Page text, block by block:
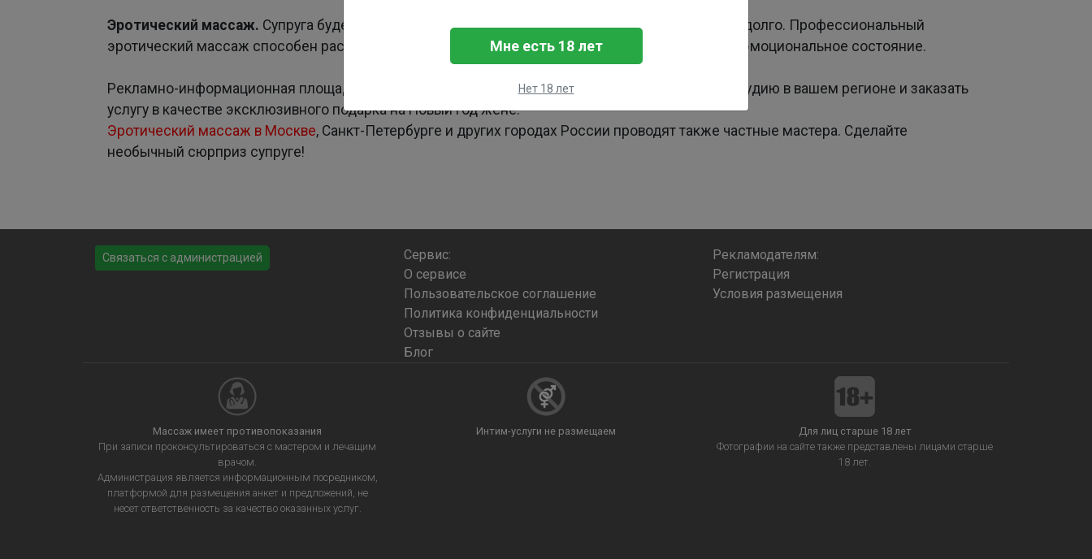
Эротический массаж. Супруга будет приятна удивлена подобным подарком и запомнит его надолго. Профессиональный
эротический массаж способен раскрыть ее чувственность, подарить расслабление, улучшить эмоциональное состояние.
Рекламно-информационная площадка Erobodio.ru предлагает выбрать специализированную студию в вашем регионе и заказать
услугу в качестве эксклюзивного подарка на Новый год жене.
Эротический массаж в Москве, Санкт-Петербурге и других городах России проводят также частные мастера. Сделайте
необычный сюрприз супруге!
Связаться с администрацией
Сервис:
О сервисе
Пользовательское соглашение
Политика конфиденциальности
Отзывы о сайте
Блог
Рекламодателям:
Регистрация
Условия размещения
Массаж имеет противопоказания
При записи проконсультироваться с мастером и лечащим
врачом.
Администрация является информационным посредником,
платформой для размещения анкет и предложений, не
несет ответственность за качество оказанных услуг.
Интим-услуги не размещаем
Для лиц старше 18 лет
Фотографии на сайте также представлены лицами старше
18 лет.
Мне есть 18 лет
Нет 18 лет